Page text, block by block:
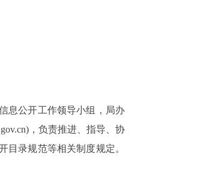
息公开工作领导小组，局办
，负责推进、指导、协
目录规范等相关制度规定。